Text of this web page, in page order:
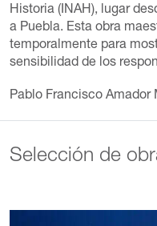
Historia (INAH), lugar
a Puebla. Esta obra
temporalmente para
sensibilidad de los
Pablo Francisco Amador
Selección de